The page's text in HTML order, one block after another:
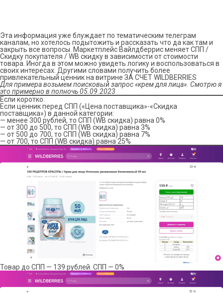
Эта информация уже блуждает по тематическим телеграм
каналам, но хотелось подытожить и рассказать что да как там и
закрыть все вопросы. Маркетплейс Вайлдберрис меняет СПП /
Скидку покупателя / WB скидку в зависимости от стоимости
товара. Иногда в этом можно увидеть логику и воспользоваться в
своих интересах. Другими словами получить более
привлекательный ценник на витрине ЗА СЧЕТ WILDBERRIES
Для примера возьмем поисковый запрос «крем для лица». Смотрю я
это примерно в полночь 05.09.2023
Если коротко.
Если ценник перед СПП («Цена поставщика»-«Скидка
поставщика») в данной категории:
— менее 300 рублей, то СПП (WB скидка) равна 0%
— от 300 до 500, то СПП (WB скидка) равна 3%
— от 500 до 700, то СПП (WB скидка) равна 7%
— от 700, то СПП (WB скидка) равна 25%
Товар до СПП — 139 рублей. СПП — 0%